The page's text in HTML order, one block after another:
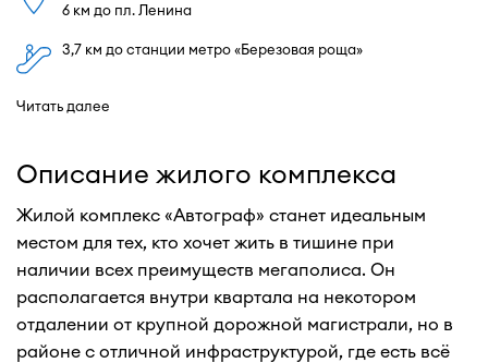
6 км до пл. Ленина
3,7 км до станции метро «Березовая роща»
Читать далее
Описание жилого комплекса
Жилой комплекс «Автограф» станет идеальным
местом для тех, кто хочет жить в тишине при
наличии всех преимуществ мегаполиса. Он
располагается внутри квартала на некотором
отдалении от крупной дорожной магистрали, но в
районе с отличной инфраструктурой, где есть всё